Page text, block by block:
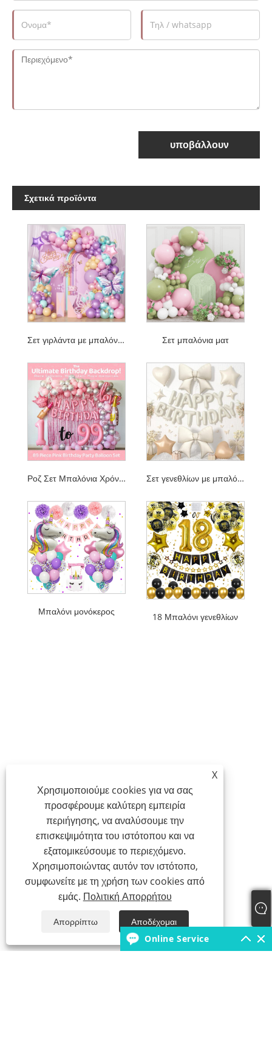
υποβάλλουν
Σχετικά προϊόντα
Σετ γιρλάντα με μπαλόνι πεταλούδα Σετ μπαλόνια ματ
Ροζ Σετ Μπαλόνια Χρόνια Πολλά Σετ γενεθλίων με μπαλόνι με κόμπο φιόγκο
Μπαλόνι μονόκερος 18 Μπαλόνι γενεθλίων
X
Χρησιμοποιούμε cookies για να σας
προσφέρουμε καλύτερη εμπειρία
περιήγησης, να αναλύσουμε την
επισκεψιμότητα του ιστότοπου και να
εξατομικεύσουμε το περιεχόμενο.
Χρησιμοποιώντας αυτόν τον ιστότοπο,
συμφωνείτε με τη χρήση των cookies από
εμάς. Πολιτική Απορρήτου
Απορρίπτω
Αποδέχομαι
Online Service